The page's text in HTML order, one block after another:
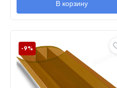
В корзину
-9%